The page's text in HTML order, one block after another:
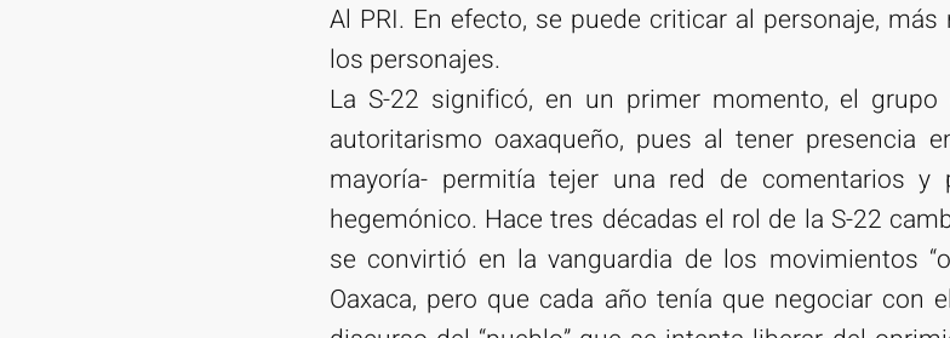
Al PRI. En efecto, se puede criticar al personaje,
los personajes.
La S-22 significó, en un primer momento, el
autoritarismo oaxaqueño, pues al tener presencia
mayoría- permitía tejer una red de comentarios
hegemónico. Hace tres décadas el rol de la S-22
se convirtió en la vanguardia de los movimientos
Oaxaca, pero que cada año tenía que negociar con